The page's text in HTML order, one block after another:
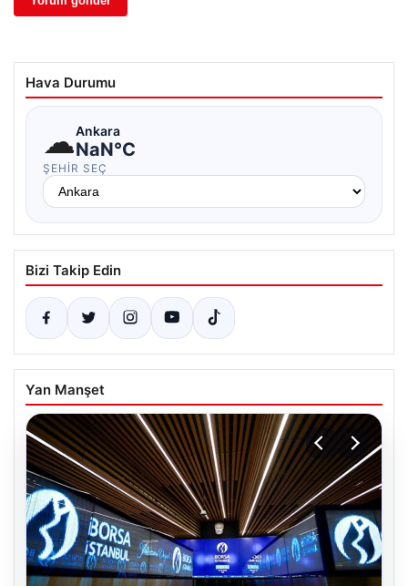
Hava Durumu
☁Ankara
NaN°C
ŞEHIR SEÇ
Bizi Takip Edin
Yan Manşet